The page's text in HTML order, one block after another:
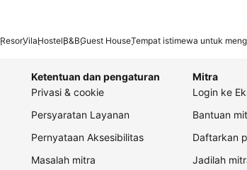
ResorVilaHostelB&BGuest HouseTempat istimewa untuk
Ketentuan dan pengaturan
Privasi & cookie
Persyaratan Layanan
Pernyataan Aksesibilitas
Masalah mitra
Mitra
Login ke
Bantuan
Daftarkan
Jadilah